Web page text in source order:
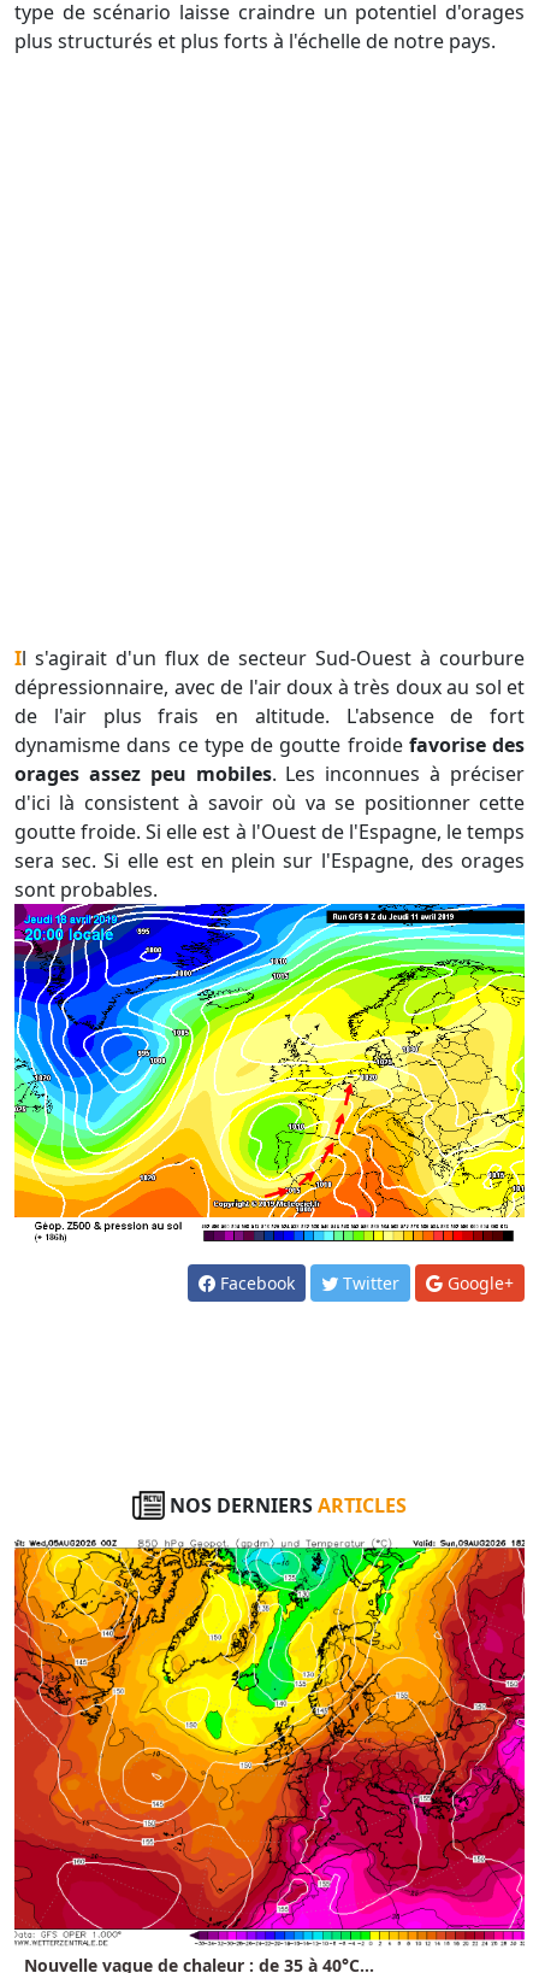
type de scénario laisse craindre un potentiel d'orages
plus structurés et plus forts à l'échelle de notre pays.
Il s'agirait d'un flux de secteur Sud-Ouest à courbure
dépressionnaire, avec de l'air doux à très doux au sol et
de l'air plus frais en altitude. L'absence de fort
dynamisme dans ce type de goutte froidefavorise des
orages assez peu mobiles. Les inconnues à préciser
d'ici là consistent à savoir où va se positionner cette
goutte froide. Si elle est à l'Ouest de l'Espagne, le temps
sera sec. Si elle est en plein sur l'Espagne, des orages
sont probables.
Facebook Twitter Google+
NOS DERNIERSARTICLES
Nouvelle vague de chaleur : de 35 à 40°C...